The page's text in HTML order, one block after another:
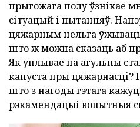
прыгожага полу ўзнікае
сітуацый і пытанняў.
цяжарным нельга
што ж можна сказаць аб
Як уплывае на агульны
капуста пры цяжарнасці?
што з нагоды гэтага
рэкамендацыі вопытныя